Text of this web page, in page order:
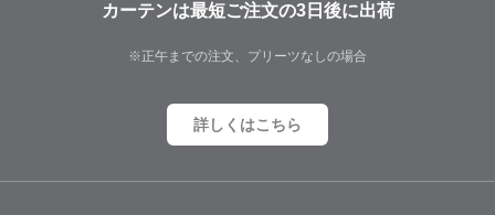
カーテンは最短ご注文の3日後に出荷
※正午までの注文、プリーツなしの場合
詳しくはこちら